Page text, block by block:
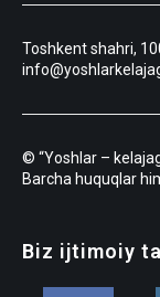
Toshkent shahri,
© “Yoshlar –
Barcha huquqlar
Biz ijtimoiy